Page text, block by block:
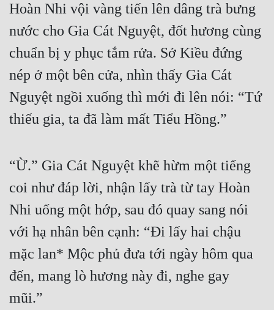
Hoàn Nhi vội vàng tiến lên dâng trà bưng
nước cho Gia Cát Nguyệt, đốt hương cùng
chuẩn bị y phục tắm rửa. Sở Kiều đứng
nép ở một bên cửa, nhìn thấy Gia Cát
Nguyệt ngồi xuống thì mới đi lên nói: “Tứ
thiếu gia, ta đã làm mất Tiểu Hồng.”
“Ừ.” Gia Cát Nguyệt khẽ hừm một tiếng
coi như đáp lời, nhận lấy trà từ tay Hoàn
Nhi uống một hớp, sau đó quay sang nói
với hạ nhân bên cạnh: “Đi lấy hai chậu
mặc lan* Mộc phủ đưa tới ngày hôm qua
đến, mang lò hương này đi, nghe gay
mũi.”